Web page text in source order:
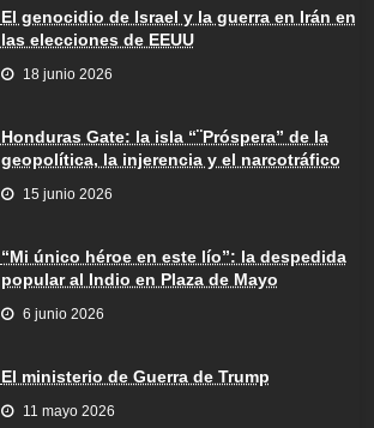
El genocidio de Israel y la guerra en Irán en
las elecciones de EEUU
18 junio 2026
Honduras Gate: la isla “¨Próspera” de la
geopolítica, la injerencia y el narcotráfico
15 junio 2026
“Mi único héroe en este lío”: la despedida
popular al Indio en Plaza de Mayo
6 junio 2026
El ministerio de Guerra de Trump
11 mayo 2026